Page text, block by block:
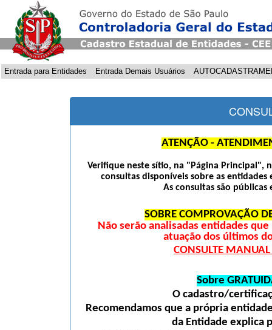
Entrada para Entidades Entrada Demais Usuários
ATENÇÃO -
Verifique neste sítio, na "Página Principal",
consultas disponíveis sobre as entidades
As consultas são públicas
SOBRE COMPROVAÇÃO
Não serão analisadas entidades
atuação dos últimos
CONSULTE
Sobre
O cadastro/
Recomendamos que a própria
da Entidade explica